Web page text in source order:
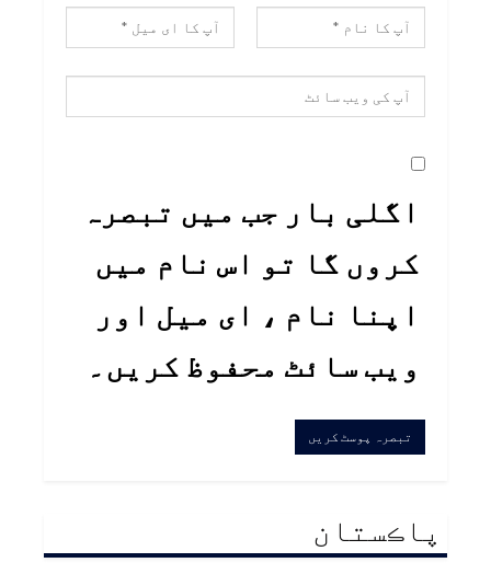
اگلی بار جب میں تبصرہ
کروں گا تو اس نام میں
اپنا نام ، ای میل اور
ویب سائٹ محفوظ کریں۔
پاڪستان